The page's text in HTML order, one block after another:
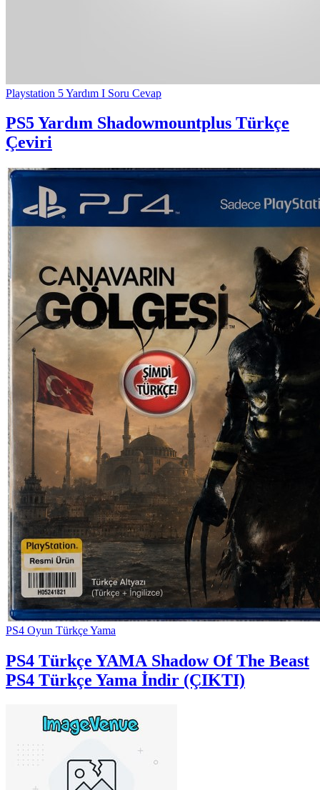
Playstation 5 Yardım I Soru Cevap
PS5 Yardım Shadowmountplus Türkçe
Çeviri
PS4 Oyun Türkçe Yama
PS4 Türkçe YAMAShadow Of The Beast
PS4 Türkçe Yama İndir (ÇIKTI)